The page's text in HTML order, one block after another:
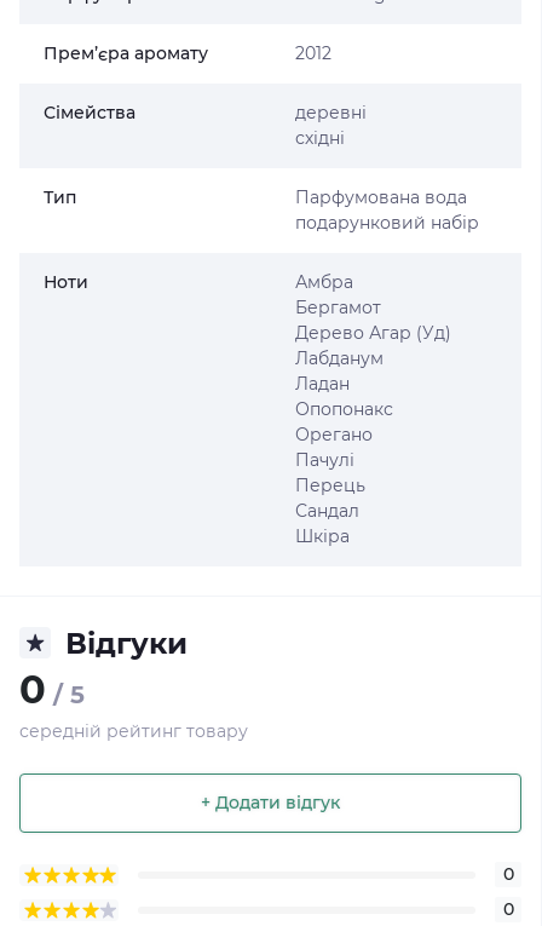
Прем’єра аромату 2012
Сімейства
деревні
східні
Тип
Парфумована вода
подарунковий набір
Ноти
Амбра
Бергамот
Дерево Агар (Уд)
Лабданум
Ладан
Опопонакс
Орегано
Пачулі
Перець
Сандал
Шкіра
Відгуки
0 / 5
середній рейтинг товару
+ Додати відгук
0
0